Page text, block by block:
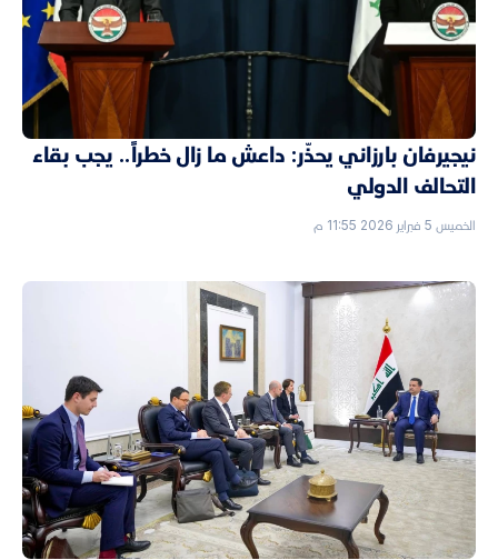
نيجيرفان بارزاني يحذّر: داعش ما زال خطراً.. يجب بقاء
التحالف الدولي
الخميس 5 فبراير 2026 11:55 م